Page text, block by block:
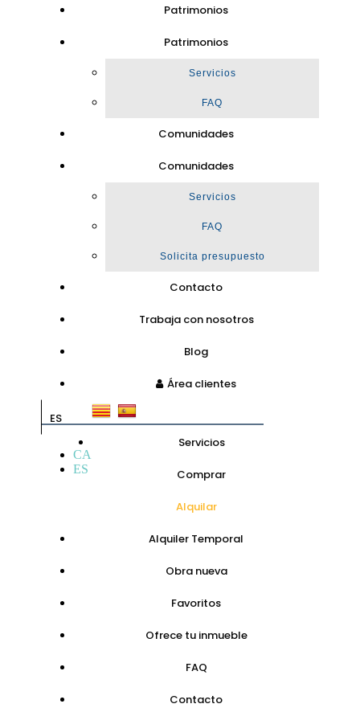
Patrimonios
Patrimonios
Servicios
FAQ
Comunidades
Comunidades
Servicios
FAQ
Solicita presupuesto
Contacto
Trabaja con nosotros
Blog
Área clientes
ES
CA
ES
Servicios
Comprar
Alquilar
Alquiler Temporal
Obra nueva
Favoritos
Ofrece tu inmueble
FAQ
Contacto